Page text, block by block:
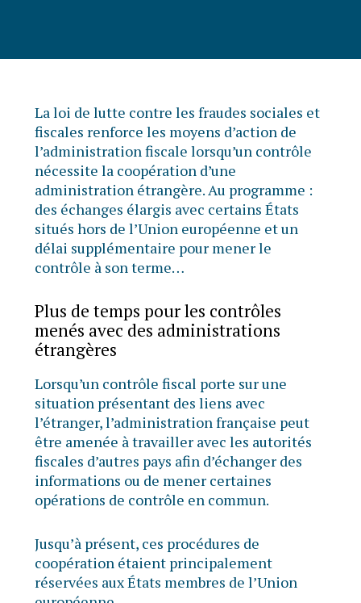
La loi de lutte contre les fraudes sociales et
fiscales renforce les moyens d’action de
l’administration fiscale lorsqu’un contrôle
nécessite la coopération d’une
administration étrangère. Au programme :
des échanges élargis avec certains États
situés hors de l’Union européenne et un
délai supplémentaire pour mener le
contrôle à son terme…
Plus de temps pour les contrôles
menés avec des administrations
étrangères
Lorsqu’un contrôle fiscal porte sur une
situation présentant des liens avec
l’étranger, l’administration française peut
être amenée à travailler avec les autorités
fiscales d’autres pays afin d’échanger des
informations ou de mener certaines
opérations de contrôle en commun.
Jusqu’à présent, ces procédures de
coopération étaient principalement
réservées aux États membres de l’Union